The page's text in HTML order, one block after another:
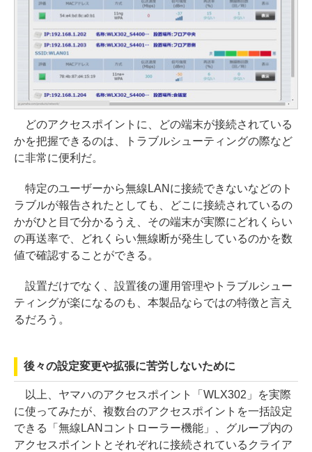
どのアクセスポイントに、どの端末が接続されている
かを把握できるのは、トラブルシューティングの際など
に非常に便利だ。
特定のユーザーから無線LANに接続できないなどのト
ラブルが報告されたとしても、どこに接続されているの
かがひと目で分かるうえ、その端末が実際にどれくらい
の再送率で、どれくらい無線断が発生しているのかを数
値で確認することができる。
設置だけでなく、設置後の運用管理やトラブルシュー
ティングが楽になるのも、本製品ならではの特徴と言え
るだろう。
後々の設定変更や拡張に苦労しないために
以上、ヤマハのアクセスポイント「WLX302」を実際
に使ってみたが、複数台のアクセスポイントを一括設定
できる「無線LANコントローラー機能」、グループ内の
アクセスポイントとそれぞれに接続されているクライア